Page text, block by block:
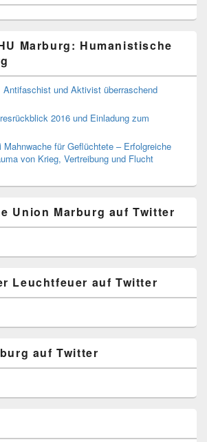
Marburg: Humanistische
Antifaschist und Aktivist überraschend
2016 und Einladung zum
für Geflüchtete – Erfolgreiche
von Krieg, Vertreibung und Flucht
Union Marburg auf Twitter
Leuchtfeuer auf Twitter
auf Twitter